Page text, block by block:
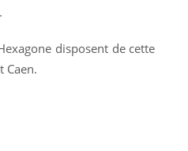
disposent de cette
Caen.